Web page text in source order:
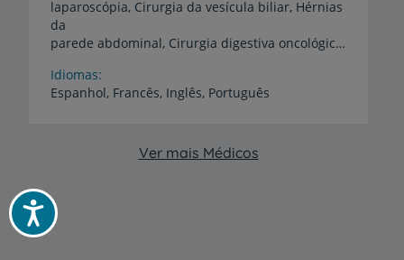
Acessibilidade
laparoscópia, Cirurgia da vesícula biliar, Hérnias
da
parede abdominal, Cirurgia digestiva oncológica, Proctologia
Idiomas
Espanhol, Francês, Inglês, Português
Ver mais Médicos